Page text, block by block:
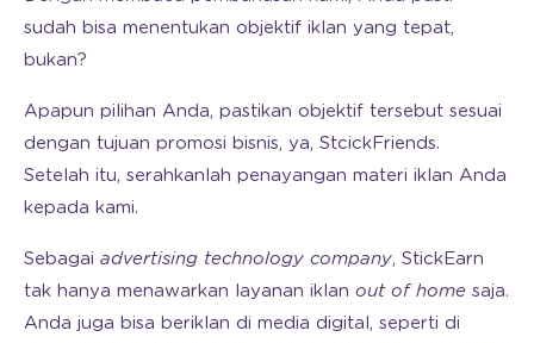
sudah bisa menentukan objektif iklan yang tepat,
bukan?
Apapun pilihan Anda, pastikan objektif tersebut sesuai
dengan tujuan promosi bisnis, ya, StcickFriends.
Setelah itu, serahkanlah penayangan materi iklan Anda
kepada kami.
Sebagai advertising technology company, StickEarn
tak hanya menawarkan layanan iklan out of home saja.
Anda juga bisa beriklan di media digital, seperti di